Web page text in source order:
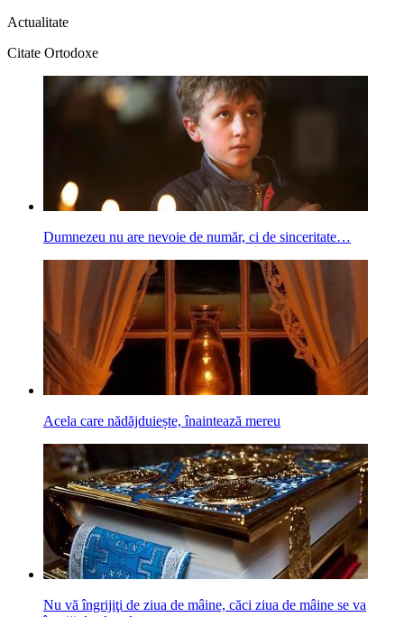
Actualitate
Citate Ortodoxe
Dumnezeu nu are nevoie de număr, ci de sinceritate…
Acela care nădăjduiește, înaintează mereu
Nu vă îngrijiţi de ziua de mâine, căci ziua de mâine se va